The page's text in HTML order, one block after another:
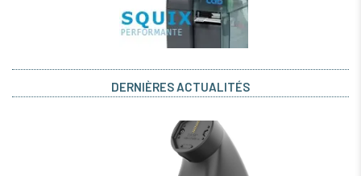
DERNIÈRES ACTUALITÉS